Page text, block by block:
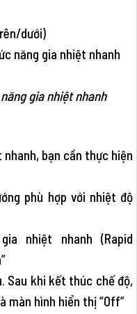
dưới)
gia nhiệt nhanh
bạn cần thực hiện
phù hợp với nhiệt độ
nhiệt nhanh (Rapid
Sau khi kết thúc chế độ,
màn hình hiển thị “Off”